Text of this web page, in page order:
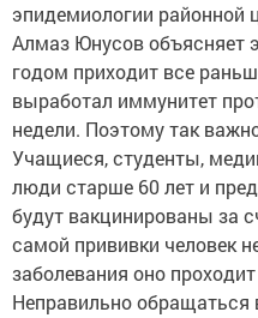
эпидемиологии районной
Алмаз Юнусов объясняет
годом приходит все
выработал иммунитет
недели. Поэтому так
Учащиеся, студенты,
люди старше 60 лет и
будут вакцинированы за
самой прививки человек
заболевания оно
Неправильно обращаться